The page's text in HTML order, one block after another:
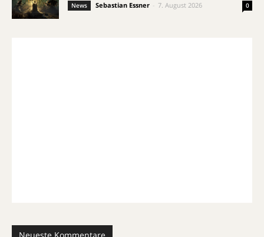
News Sebastian Essner 7. August 2026 0